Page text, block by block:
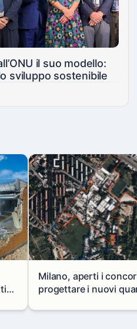
il suo modello:
sviluppo sostenibile
a
Milano, aperti i
progettare i nuovi
Mare